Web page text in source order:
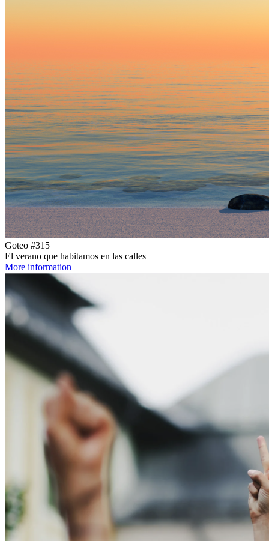
Goteo #315
El verano que habitamos en las calles
More information